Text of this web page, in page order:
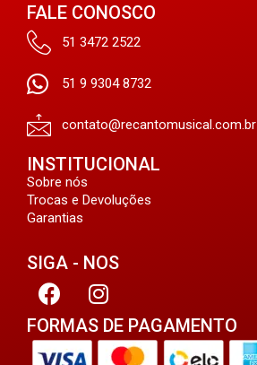
FALE CONOSCO
51 3472 2522
51 9 9304 8732
contato@recantomusical.com.br
INSTITUCIONAL
Sobre nós
Trocas e Devoluções
Garantias
SIGA - NOS
FORMAS DE PAGAMENTO